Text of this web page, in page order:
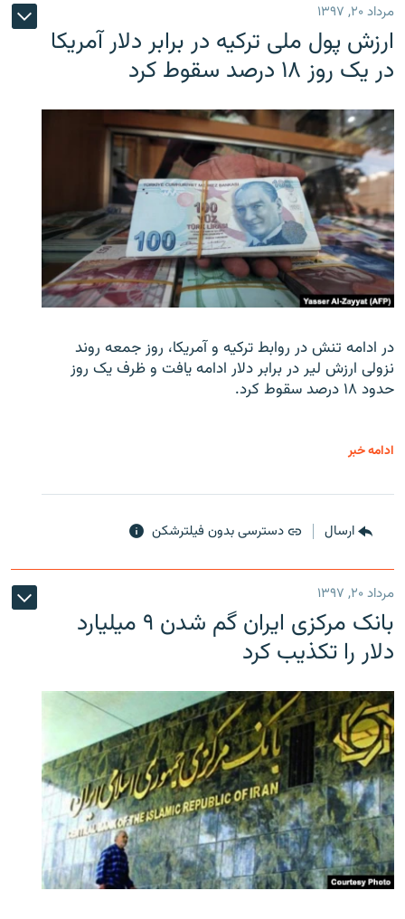
مرداد ۲۰, ۱۳۹۷
ارزش پول ملی ترکیه در برابر دلار آمریکا
در یک روز ۱۸ درصد سقوط کرد
در ادامه تنش در روابط ترکیه و آمریکا، روز جمعه روند
نزولی ارزش لیر در برابر دلار ادامه یافت و ظرف یک روز
حدود ۱۸ درصد سقوط کرد.
ادامه خبر
ارسال دسترسی بدون فیلترشکن
مرداد ۲۰, ۱۳۹۷
بانک مرکزی ایران گم شدن ۹ میلیارد
دلار را تکذیب کرد